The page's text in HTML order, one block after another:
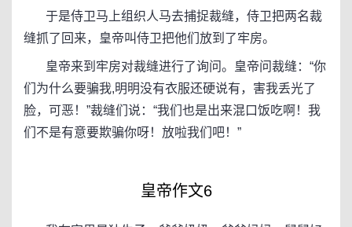
于是侍卫马上组织人马去捕捉裁缝，侍卫把两名裁
缝抓了回来，皇帝叫侍卫把他们放到了牢房。
皇帝来到牢房对裁缝进行了询问。皇帝问裁缝：“你
们为什么要骗我,明明没有衣服还硬说有，害我丢光了
脸，可恶！”裁缝们说：“我们也是出来混口饭吃啊！我
们不是有意要欺骗你呀！放啦我们吧！”
皇帝作文6